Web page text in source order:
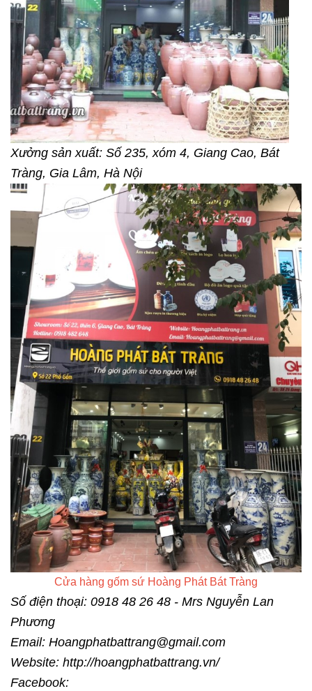
Xưởng sản xuất: Số 235, xóm 4, Giang Cao, Bát
Tràng, Gia Lâm, Hà Nội
Cửa hàng gốm sứ Hoàng Phát Bát Tràng
Số điện thoại: 0918 48 26 48 - Mrs Nguyễn Lan
Phương
Email: Hoangphatbattrang@gmail.com
Website: http://hoangphatbattrang.vn/
Facebook: